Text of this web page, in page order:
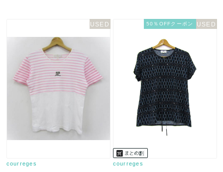
courreges
50％OFFクーポン
courreges